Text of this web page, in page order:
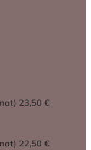
23,50 €
22,50 €